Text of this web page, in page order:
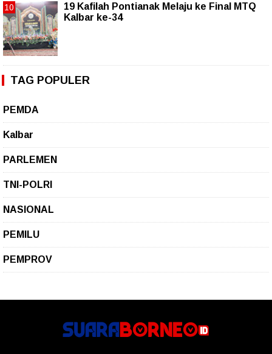
19 Kafilah Pontianak Melaju ke Final MTQ
Kalbar ke-34
TAG POPULER
PEMDA
Kalbar
PARLEMEN
TNI-POLRI
NASIONAL
PEMILU
PEMPROV